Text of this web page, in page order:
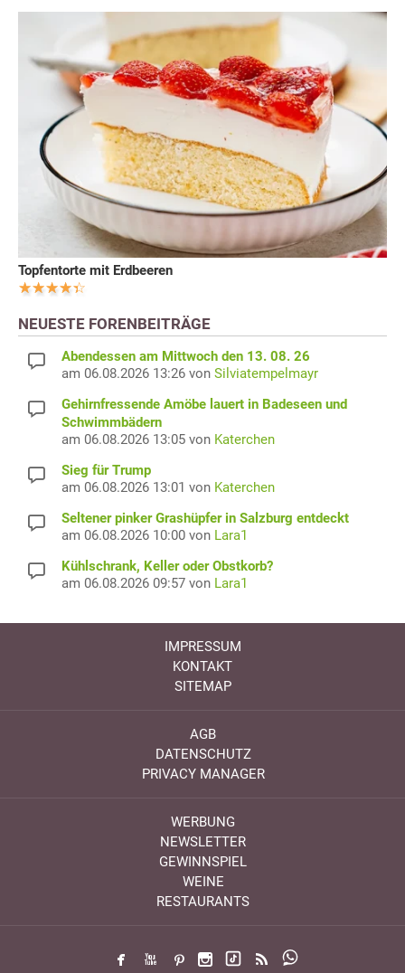
Topfentorte mit Erdbeeren
NEUESTE FORENBEITRÄGE
Abendessen am Mittwoch den 13. 08. 26
am 06.08.2026 13:26 von Silviatempelmayr
Gehirnfressende Amöbe lauert in Badeseen und
Schwimmbädern
am 06.08.2026 13:05 von Katerchen
Sieg für Trump
am 06.08.2026 13:01 von Katerchen
Seltener pinker Grashüpfer in Salzburg entdeckt
am 06.08.2026 10:00 von Lara1
Kühlschrank, Keller oder Obstkorb?
am 06.08.2026 09:57 von Lara1
IMPRESSUM
KONTAKT
SITEMAP
AGB
DATENSCHUTZ
PRIVACY MANAGER
WERBUNG
NEWSLETTER
GEWINNSPIEL
WEINE
RESTAURANTS